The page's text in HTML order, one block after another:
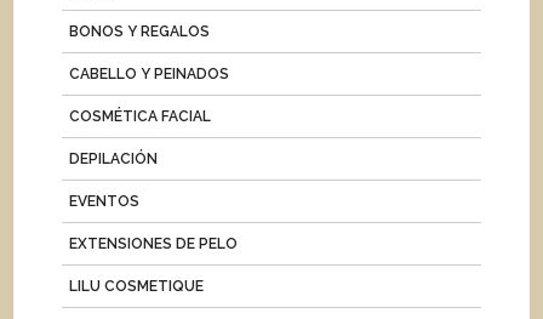
BONOS Y REGALOS
CABELLO Y PEINADOS
COSMÉTICA FACIAL
DEPILACIÓN
EVENTOS
EXTENSIONES DE PELO
LILU COSMETIQUE